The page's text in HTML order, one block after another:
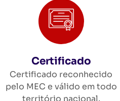
Certificado
Certificado reconhecido
pelo MEC e válido em todo
território nacional.